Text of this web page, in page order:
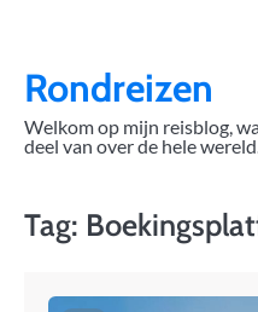
contentRondreizen
Welkom op mijn reisblog,
deel van over de hele
Tag: